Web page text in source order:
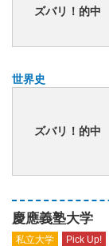
ズバリ！的中
世界史
ズバリ！的中
慶應義塾大学
私立大学 Pick Up!